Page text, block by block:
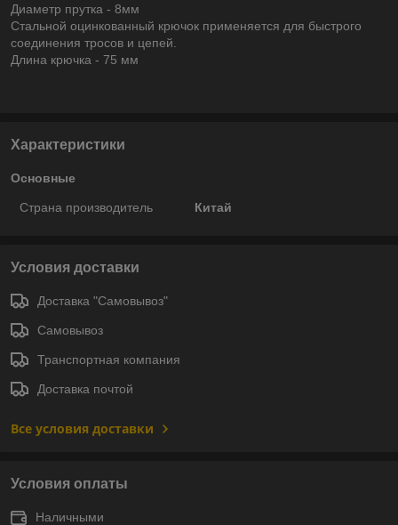
Диаметр прутка - 8мм
Стальной оцинкованный крючок применяется для быстрого
соединения тросов и цепей.
Длина крючка - 75 мм
Характеристики
Основные
Страна производитель Китай
Условия доставки
Доставка "Самовывоз"
Самовывоз
Транспортная компания
Доставка почтой
Все условия доставки
Условия оплаты
Наличными